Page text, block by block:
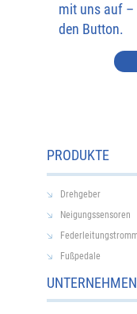
mit uns auf –
den Button.
PRODUKTE
UNTERNEHMEN
Drehgeber
Neigungssensoren
Fußpedale